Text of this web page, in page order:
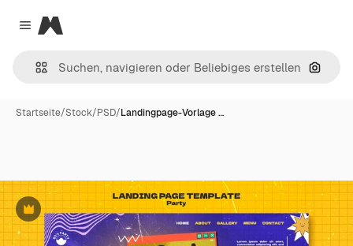
Close menu
Magnific
Nach
Startseite/Stock/PSD/Landingpage-Vorlage …
Premium